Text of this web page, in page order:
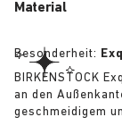
Material
Besonderheit:
BIRKENSTOCK
an den
geschmeidigem